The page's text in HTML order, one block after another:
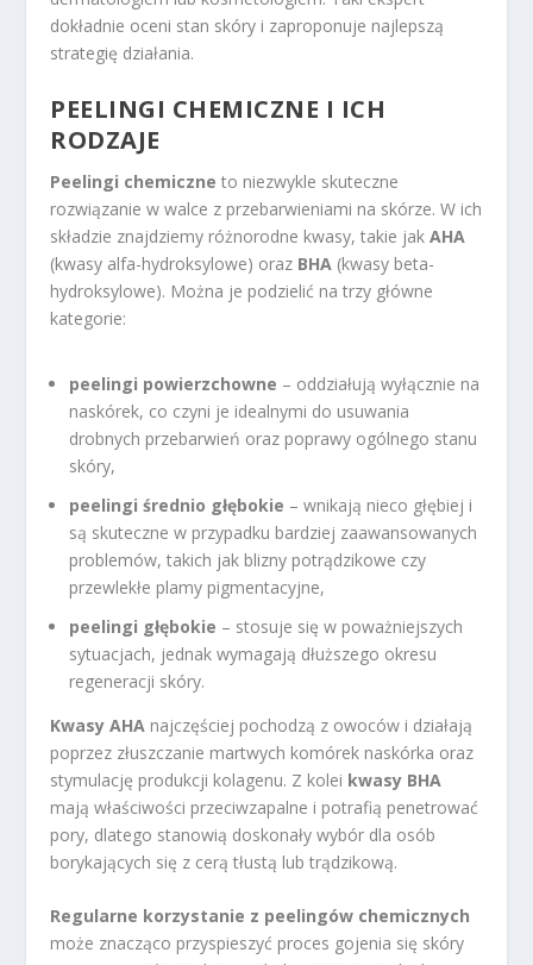
dokładnie oceni stan skóry i zaproponuje najlepszą
strategię działania.
PEELINGI CHEMICZNE I ICH
RODZAJE
Peelingi chemiczne to niezwykle skuteczne
rozwiązanie w walce z przebarwieniami na skórze. W ich
składzie znajdziemy różnorodne kwasy, takie jakAHA
(kwasy alfa-hydroksylowe) oraz BHA (kwasy beta-
hydroksylowe). Można je podzielić na trzy główne
kategorie:
peelingi powierzchowne – oddziałują wyłącznie na
naskórek, co czyni je idealnymi do usuwania
drobnych przebarwień oraz poprawy ogólnego stanu
skóry,
peelingi średnio głębokie – wnikają nieco głębiej i
są skuteczne w przypadku bardziej zaawansowanych
problemów, takich jak blizny potrądzikowe czy
przewlekłe plamy pigmentacyjne,
peelingi głębokie – stosuje się w poważniejszych
sytuacjach, jednak wymagają dłuższego okresu
regeneracji skóry.
Kwasy AHA najczęściej pochodzą z owoców i działają
poprzez złuszczanie martwych komórek naskórka oraz
stymulację produkcji kolagenu. Z kolei kwasy BHA
mają właściwości przeciwzapalne i potrafią penetrować
pory, dlatego stanowią doskonały wybór dla osób
borykających się z cerą tłustą lub trądzikową.
Regularne korzystanie z peelingów chemicznych
może znacząco przyspieszyć proces gojenia się skóry